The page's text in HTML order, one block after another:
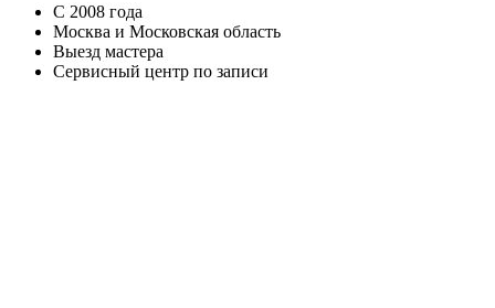
С 2008 года
Москва и Московская область
Выезд мастера
Сервисный центр по записи